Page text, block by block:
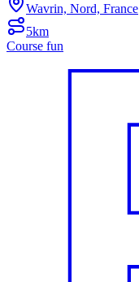
Wavrin, Nord, France
5km
Course fun